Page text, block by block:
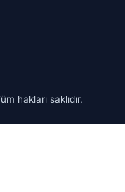
hakları saklıdır.